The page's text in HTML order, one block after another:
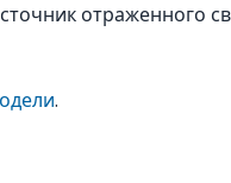
отраженного
.